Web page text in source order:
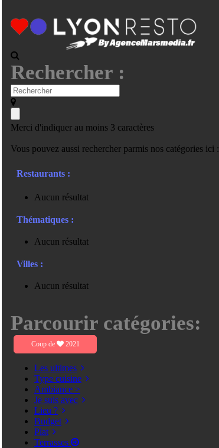
Rechercher :
Merci d'indiquer au moins 3 caractères
Vous pouvez aussi rechercher parmis nos catégories ici :
Restaurants :
Aucun résultat
Thématiques :
Aucun résultat
Villes :
Aucun résultat
Parcourir catégories:
Coup de 2021
Les ultimes
Type cuisine
Ambiance >
Je suis avec
Lieu ?
Budget
Plat
Terrasses